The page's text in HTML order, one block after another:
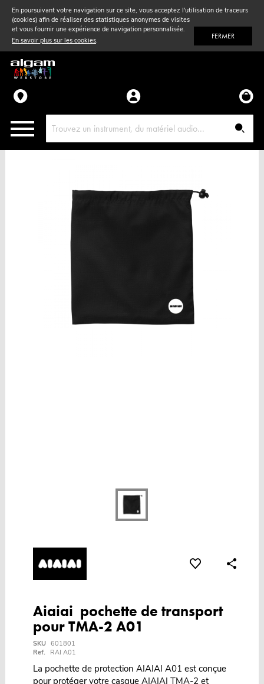
En poursuivant votre navigation sur ce site, vous acceptez l'utilisation de traceurs
(cookies) afin de réaliser des statistiques anonymes de visites
et vous fournir une expérience de navigation personnalisée.
En savoir plus sur les cookies. FERMER
Vent& Violon
Accessoires
Pièces détachées
Aiaiai pochette de transport
pour TMA-2 A01
SKU 601801
Ref.
RAI A01
La pochette de protection AIAIAI A01 est conçue
pour protéger votre casque AIAIAI TMA-2 et